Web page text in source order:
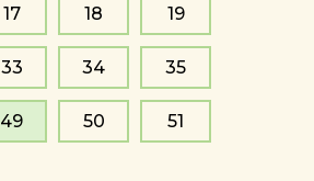
17 18 19
33 34 35
49 50 51